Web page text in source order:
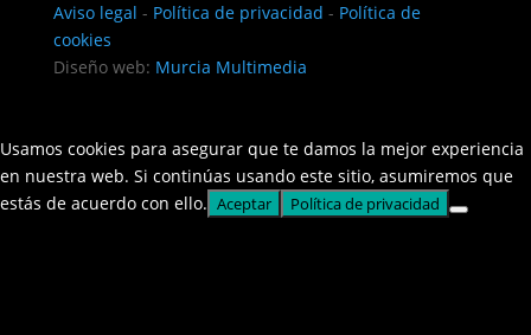
Aviso legal - Política de privacidad - Política de
cookies
Diseño web: Murcia Multimedia
Usamos cookies para asegurar que te damos la mejor experiencia
en nuestra web. Si continúas usando este sitio, asumiremos que
estás de acuerdo con ello. Aceptar Política de privacidad